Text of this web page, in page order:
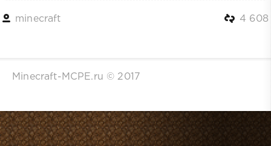
minecraft 4 608
Minecraft-MCPE.ru © 2017